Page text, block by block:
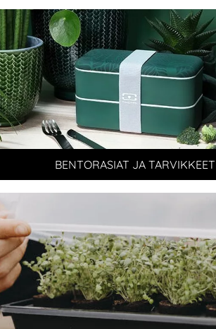
BENTORASIAT JA TARVIKKEET